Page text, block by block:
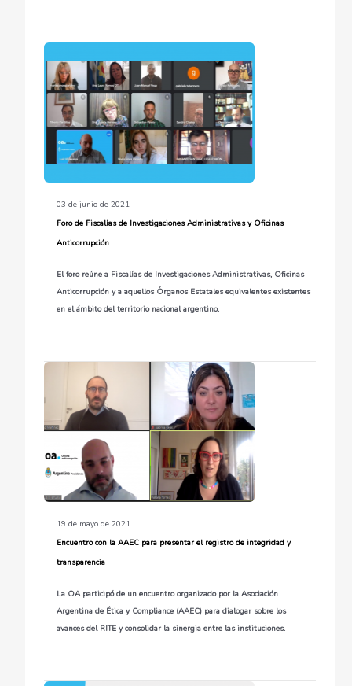
03 de junio de 2021
Foro de Fiscalías de Investigaciones Administrativas y Oficinas
Anticorrupción
El foro reúne a Fiscalías de Investigaciones Administrativas, Oficinas
Anticorrupción y a aquellos Órganos Estatales equivalentes existentes
en el ámbito del territorio nacional argentino.
19 de mayo de 2021
Encuentro con la AAEC para presentar el registro de integridad y
transparencia
La OA participó de un encuentro organizado por la Asociación
Argentina de Ética y Compliance (AAEC) para dialogar sobre los
avances del RITE y consolidar la sinergia entre las instituciones.